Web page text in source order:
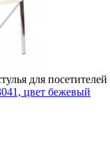
для посетителей
цвет бежевый